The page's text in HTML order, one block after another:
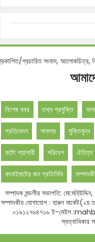
সংবাদ, আলোকচিত্র,
বিশেষ খবর তথ্য প্রযুক্তি
প্রতিবেদন সাফল্য মুক্তিযুদ্ধ
ফটো গ্যালারী পরিবেশ ঐতিহ্য
কানাইঘাটের জন প্রতিনিধি
সম্পাদক মন্ডলীর সভাপতি: মো:মহিউদ্দিন,
সম্পাদকীয় যোগাযোগ : হারুন
০১৯১২৭৬৪৭১৬ ই-মেইল
স্বত্বাধিকার